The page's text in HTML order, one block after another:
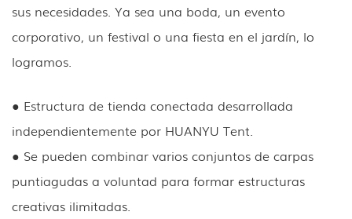
sus necesidades. Ya sea una boda, un evento
corporativo, un festival o una fiesta en el jardín, lo
logramos.
● Estructura de tienda conectada desarrollada
independientemente por HUANYU Tent.
● Se pueden combinar varios conjuntos de carpas
puntiagudas a voluntad para formar estructuras
creativas ilimitadas.